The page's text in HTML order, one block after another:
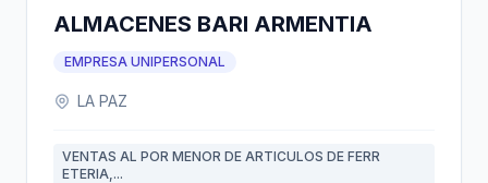
ALMACENES BARI ARMENTIA
EMPRESA UNIPERSONAL
LA PAZ
VENTAS AL POR MENOR DE ARTICULOS DE FERR
ETERIA,...